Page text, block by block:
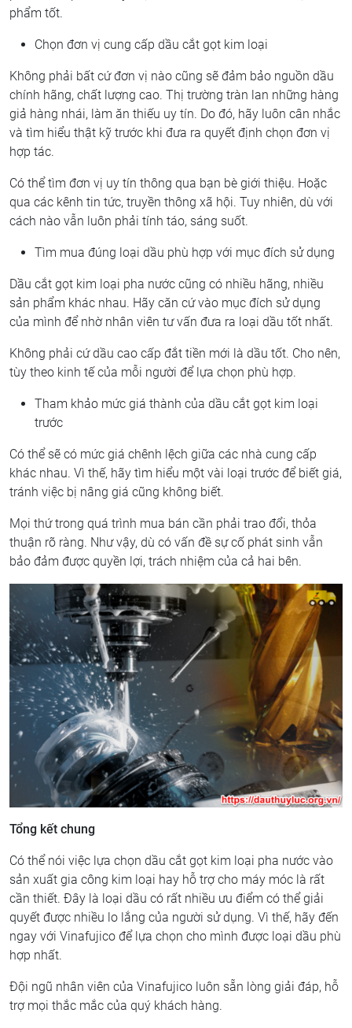
phẩm tốt.
Chọn đơn vị cung cấp dầu cắt gọt kim loại
Không phải bất cứ đơn vị nào cũng sẽ đảm bảo nguồn dầu
chính hãng, chất lượng cao. Thị trường tràn lan những hàng
giả hàng nhái, làm ăn thiếu uy tín. Do đó, hãy luôn cân nhắc
và tìm hiểu thật kỹ trước khi đưa ra quyết định chọn đơn vị
hợp tác.
Có thể tìm đơn vị uy tín thông qua bạn bè giới thiệu. Hoặc
qua các kênh tin tức, truyền thông xã hội. Tuy nhiên, dù với
cách nào vẫn luôn phải tính táo, sáng suốt.
Tìm mua đúng loại dầu phù hợp với mục đích sử dụng
Dầu cắt gọt kim loại pha nước cũng có nhiều hãng, nhiều
sản phẩm khác nhau. Hãy căn cứ vào mục đích sử dụng
của mình để nhờ nhân viên tư vấn đưa ra loại dầu tốt nhất.
Không phải cứ dầu cao cấp đắt tiền mới là dầu tốt. Cho nên,
tùy theo kinh tế của mỗi người để lựa chọn phù hợp.
Tham khảo mức giá thành của dầu cắt gọt kim loại
trước
Có thể sẽ có mức giá chênh lệch giữa các nhà cung cấp
khác nhau. Vì thế, hãy tìm hiểu một vài loại trước để biết giá,
tránh việc bị nâng giá cũng không biết.
Mọi thứ trong quá trình mua bán cần phải trao đổi, thỏa
thuận rõ ràng. Như vậy, dù có vấn đề sự cố phát sinh vẫn
bảo đảm được quyền lợi, trách nhiệm của cả hai bên.
Tổng kết chung
Có thể nói việc lựa chọn dầu cắt gọt kim loại pha nước vào
sản xuất gia công kim loại hay hỗ trợ cho máy móc là rất
cần thiết. Đây là loại dầu có rất nhiều ưu điểm có thể giải
quyết được nhiều lo lắng của người sử dụng. Vì thế, hãy đến
ngay với Vinafujico để lựa chọn cho mình được loại dầu phù
hợp nhất.
Đội ngũ nhân viên của Vinafujico luôn sẵn lòng giải đáp, hỗ
trợ mọi thắc mắc của quý khách hàng.